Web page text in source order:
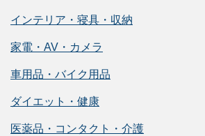
インテリア・寝具・収納
家電・AV・カメラ
車用品・バイク用品
ダイエット・健康
医薬品・コンタクト・介護